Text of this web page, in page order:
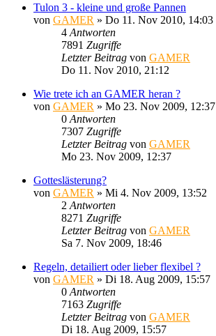
Tulon 3 - kleine und große Pannen
von GAMER » Do 11. Nov 2010, 14:03
4 Antworten
7891 Zugriffe
Letzter Beitrag von GAMER
Do 11. Nov 2010, 21:12
Wie trete ich an GAMER heran ?
von GAMER » Mo 23. Nov 2009, 12:37
0 Antworten
7307 Zugriffe
Letzter Beitrag von GAMER
Mo 23. Nov 2009, 12:37
Gotteslästerung?
von GAMER » Mi 4. Nov 2009, 13:52
2 Antworten
8271 Zugriffe
Letzter Beitrag von GAMER
Sa 7. Nov 2009, 18:46
Regeln, detailiert oder lieber flexibel ?
von GAMER » Di 18. Aug 2009, 15:57
0 Antworten
7163 Zugriffe
Letzter Beitrag von GAMER
Di 18. Aug 2009, 15:57